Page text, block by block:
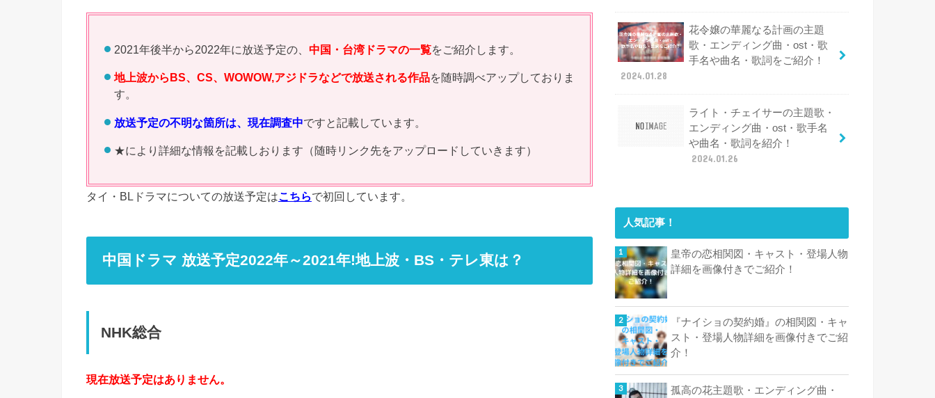
2021年後半から2022年に放送予定の、中国・台湾ドラマの一覧をご紹介します。
地上波からBS、CS、WOWOW,アジドラなどで放送される作品を随時調べアップしておりま
す。
放送予定の不明な箇所は、現在調査中ですと記載しています。
★により詳細な情報を記載しおります（随時リンク先をアップロードしていきます）
タイ・BLドラマについての放送予定はこちらで初回しています。
中国ドラマ 放送予定2022年～2021年!地上波・BS・テレ東は？
NHK総合
現在放送予定はありません。
花令嬢の華麗なる計画の主題
歌・エンディング曲・ost・歌
手名や曲名・歌詞をご紹介！
2024.01.28
ライト・チェイサーの主題歌・
エンディング曲・ost・歌手名
や曲名・歌詞を紹介！
2024.01.26
人気記事！
皇帝の恋相関図・キャスト・登場人物
詳細を画像付きでご紹介！
『ナイショの契約婚』の相関図・キャ
スト・登場人物詳細を画像付きでご紹
介！
孤高の花主題歌・エンディング曲・